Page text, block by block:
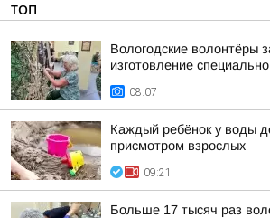
ТОП
Вологодские волонтёры
изготовление
08:07
Каждый ребёнок у воды
присмотром взрослых
09:21
Больше 17 тысяч раз